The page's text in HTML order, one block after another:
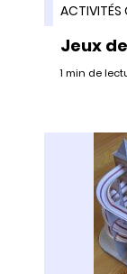
ACTIVITÉS
Jeux
1 min de